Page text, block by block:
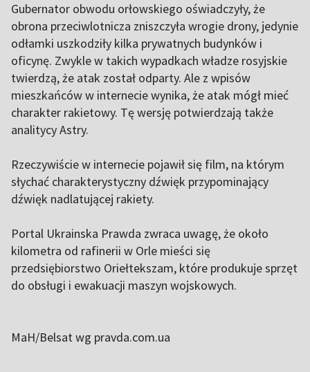
Gubernator obwodu orłowskiego oświadczyły, że
obrona przeciwlotnicza zniszczyła wrogie drony, jedynie
odłamki uszkodziły kilka prywatnych budynków i
oficynę. Zwykle w takich wypadkach władze rosyjskie
twierdzą, że atak został odparty. Ale z wpisów
mieszkańców w internecie wynika, że atak mógł mieć
charakter rakietowy. Tę wersję potwierdzają także
analitycy Astry.
Rzeczywiście w internecie pojawił się film, na którym
słychać charakterystyczny dźwięk przypominający
dźwięk nadlatującej rakiety.
Portal Ukrainska Prawda zwraca uwagę, że około
kilometra od rafinerii w Orle mieści się
przedsiębiorstwo Oriełtekszam, które produkuje sprzęt
do obsługi i ewakuacji maszyn wojskowych.
MaH/Belsatwg pravda.com.ua